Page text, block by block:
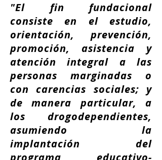
"El fin fundacional
consiste en el estudio,
orientación, prevención,
promoción, asistencia y
atención integral a las
personas marginadas o
con carencias sociales; y
de manera particular, a
los drogodependientes,
asumiendo la
implantación del
programa educativo-